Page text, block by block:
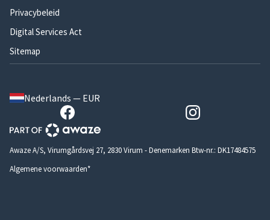
Privacybeleid
Digital Services Act
Sitemap
Nederlands — EUR
Awaze A/S, Virumgårdsvej 27, 2830 Virum - Denemarken Btw-nr.: DK17484575
Algemene voorwaarden*